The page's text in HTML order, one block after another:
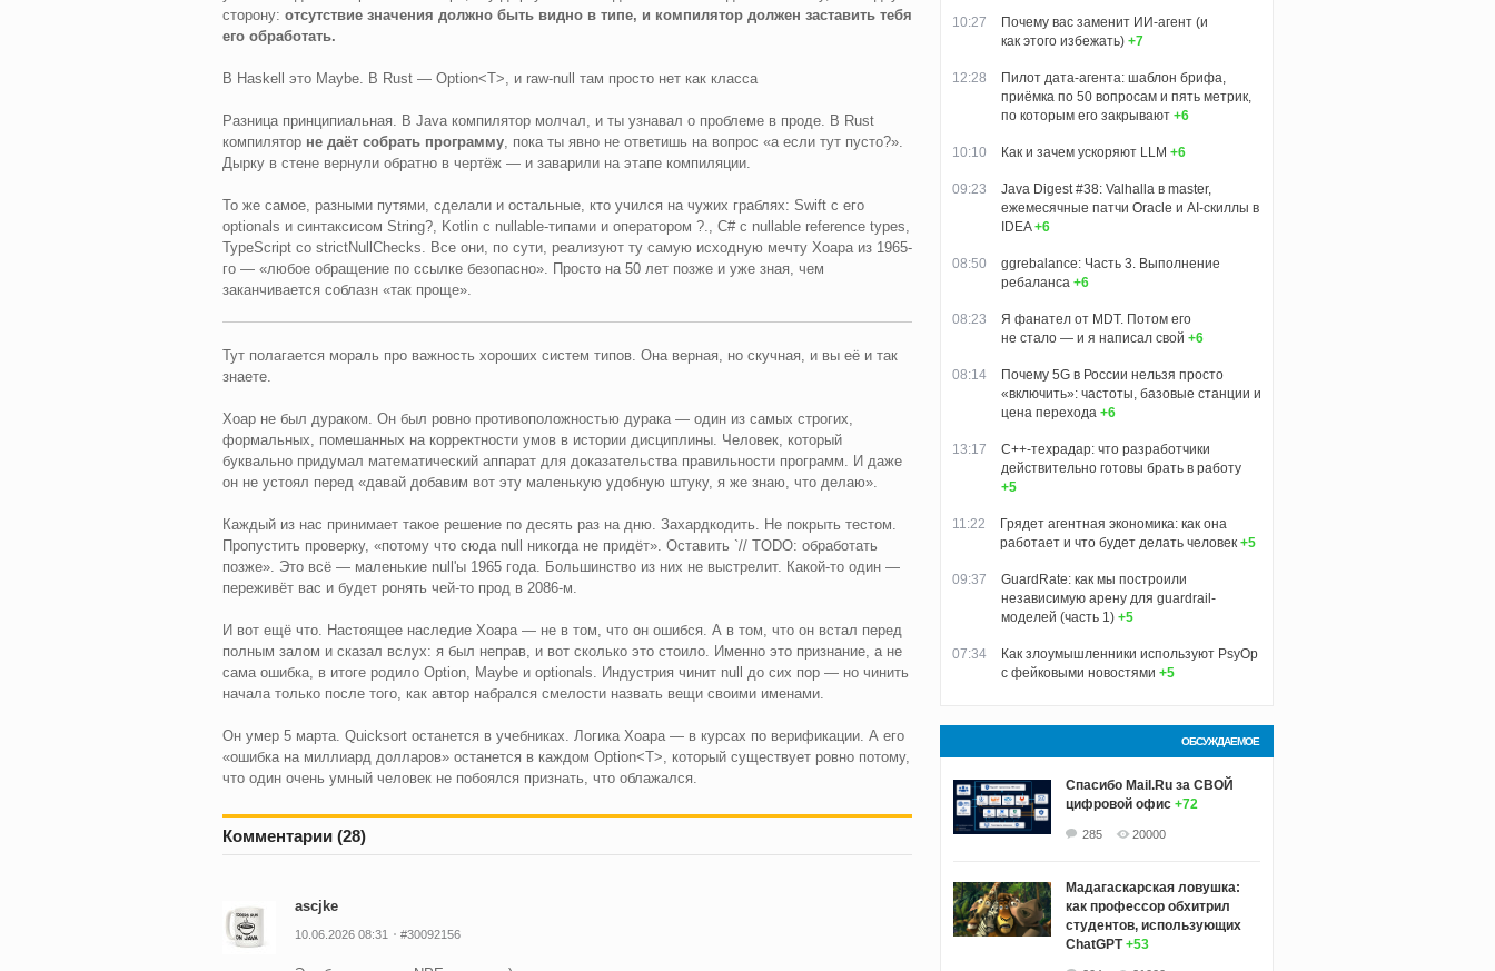
сторону: отсутствие значения должно быть видно в типе, и компилятор должен заставить тебя
его обработать.
В Haskell это Maybe. В Rust — Option<T>, и raw-null там просто нет как класса
Разница принципиальная. В Java компилятор молчал, и ты узнавал о проблеме в проде. В Rust
компилятор не даёт собрать программу, пока ты явно не ответишь на вопрос «а если тут пусто?».
Дырку в стене вернули обратно в чертёж — и заварили на этапе компиляции.
То же самое, разными путями, сделали и остальные, кто учился на чужих граблях: Swift с его
optionals и синтаксисом String?, Kotlin с nullable-типами и оператором ?., C# с nullable reference types,
TypeScript со strictNullChecks. Все они, по сути, реализуют ту самую исходную мечту Хоара из 1965-
го — «любое обращение по ссылке безопасно». Просто на 50 лет позже и уже зная, чем
заканчивается соблазн «так проще».
Тут полагается мораль про важность хороших систем типов. Она верная, но скучная, и вы её и так
знаете.
Хоар не был дураком. Он был ровно противоположностью дурака — один из самых строгих,
формальных, помешанных на корректности умов в истории дисциплины. Человек, который
буквально придумал математический аппарат для доказательства правильности программ. И даже
он не устоял перед «давай добавим вот эту маленькую удобную штуку, я же знаю, что делаю».
Каждый из нас принимает такое решение по десять раз на дню. Захардкодить. Не покрыть тестом.
Пропустить проверку, «потому что сюда null никогда не придёт». Оставить `// TODO: обработать
позже». Это всё — маленькие null'ы 1965 года. Большинство из них не выстрелит. Какой-то один —
переживёт вас и будет ронять чей-то прод в 2086-м.
И вот ещё что. Настоящее наследие Хоара — не в том, что он ошибся. А в том, что он встал перед
полным залом и сказал вслух: я был неправ, и вот сколько это стоило. Именно это признание, а не
сама ошибка, в итоге родило Option, Maybe и optionals. Индустрия чинит null до сих пор — но чинить
начала только после того, как автор набрался смелости назвать вещи своими именами.
Он умер 5 марта. Quicksort останется в учебниках. Логика Хоара — в курсах по верификации. А его
«ошибка на миллиард долларов» останется в каждом Option<T>, который существует ровно потому,
что один очень умный человек не побоялся признать, что облажался.
Комментарии (28)
ascjke
10.06.2026 08:31 #30092156
10:27
Почему вас заменит ИИ‑агент (и
как этого избежать) +7
12:28
Пилот дата-агента: шаблон брифа,
приёмка по 50 вопросам и пять метрик,
по которым его закрывают +6
10:10 Как и зачем ускоряют LLM +6
09:23
Java Digest #38: Valhalla в master,
ежемесячные патчи Oracle и AI-скиллы в
IDEA +6
08:50
ggrebalance: Часть 3. Выполнение
ребаланса +6
08:23
Я фанател от MDT. Потом его
не стало — и я написал свой +6
08:14
Почему 5G в России нельзя просто
«включить»: частоты, базовые станции и
цена перехода +6
13:17
C++-техрадар: что разработчики
действительно готовы брать в работу
+5
11:22
Грядет агентная экономика: как она
работает и что будет делать человек +5
09:37
GuardRate: как мы построили
независимую арену для guardrail-
моделей (часть 1) +5
07:34
Как злоумышленники используют PsyOp
с фейковыми новостями +5
ОБСУЖДАЕМОЕ
Спасибо Mail.Ru за СВОЙ
цифровой офис +72
285 20000
Мадагаскарская ловушка:
как профессор обхитрил
студентов, использующих
ChatGPT +53